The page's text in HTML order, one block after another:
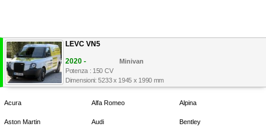
LEVC VN5
2020 -
Minivan
Potenza : 150 CV
Dimensioni: 5233 x 1945 x 1990 mm
Acura Alfa Romeo Alpina
Aston Martin Audi Bentley